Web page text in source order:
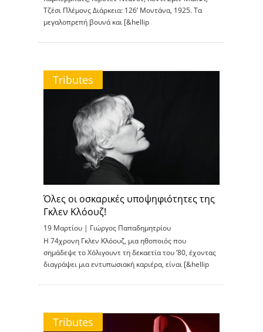
Τζέσι Πλέμονς Διάρκεια: 126’ Μοντάνα, 1925. Τα
μεγαλοπρεπή βουνά και [&hellip
Tributes
Όλες οι οσκαρικές υποψηφιότητες της
Γκλεν Κλόουζ!
19 Μαρτίου | Γιώργος Παπαδημητρίου
Η 74χρονη Γκλεν Κλόουζ, μια ηθοποιός που
σημάδεψε το Χόλιγουντ τη δεκαετία του ’80, έχοντας
διαγράψει μια εντυπωσιακή καριέρα, είναι [&hellip
Tributes